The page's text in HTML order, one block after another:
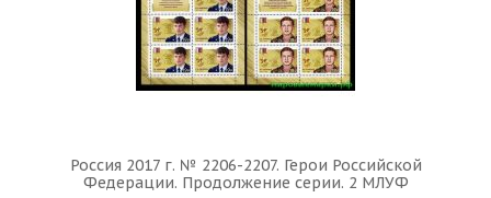
Россия 2017 г. № 2206-2207. Герои Российской
Федерации. Продолжение серии. 2 МЛУФ